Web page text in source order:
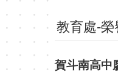
教育處-榮
賀斗南高中